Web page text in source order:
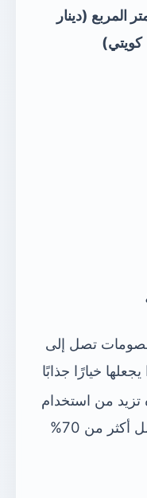
المربع (دينار
كويتي)
تصل إلى
خيارًا جذابًا
من استخدام
الباركيه في الكويت، حيث يفضل أكثر من 70%